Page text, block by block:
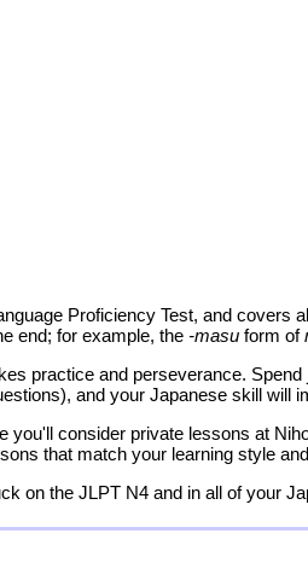
Proficiency Test, and covers
end; for example, the -masu form of
practice and perseverance.
and your Japanese skill will
you'll consider private lessons at
that match your learning style
on the JLPT N4 and in all of your